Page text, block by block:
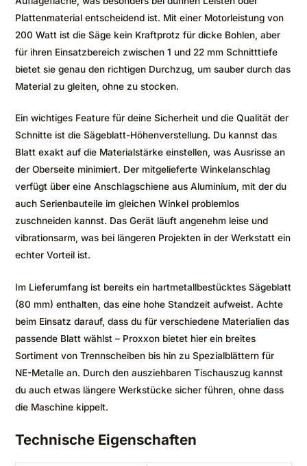
Plattenmaterial entscheidend ist. Mit einer Motorleistung von
200 Watt ist die Säge kein Kraftprotz für dicke Bohlen, aber
für ihren Einsatzbereich zwischen 1 und 22 mm Schnitttiefe
bietet sie genau den richtigen Durchzug, um sauber durch das
Material zu gleiten, ohne zu stocken.
Ein wichtiges Feature für deine Sicherheit und die Qualität der
Schnitte ist die Sägeblatt-Höhenverstellung. Du kannst das
Blatt exakt auf die Materialstärke einstellen, was Ausrisse an
der Oberseite minimiert. Der mitgelieferte Winkelanschlag
verfügt über eine Anschlagschiene aus Aluminium, mit der du
auch Serienbauteile im gleichen Winkel problemlos
zuschneiden kannst. Das Gerät läuft angenehm leise und
vibrationsarm, was bei längeren Projekten in der Werkstatt ein
echter Vorteil ist.
Im Lieferumfang ist bereits ein hartmetallbestücktes Sägeblatt
(80 mm) enthalten, das eine hohe Standzeit aufweist. Achte
beim Einsatz darauf, dass du für verschiedene Materialien das
passende Blatt wählst – Proxxon bietet hier ein breites
Sortiment von Trennscheiben bis hin zu Spezialblättern für
NE-Metalle an. Durch den ausziehbaren Tischauszug kannst
du auch etwas längere Werkstücke sicher führen, ohne dass
die Maschine kippelt.
Technische Eigenschaften